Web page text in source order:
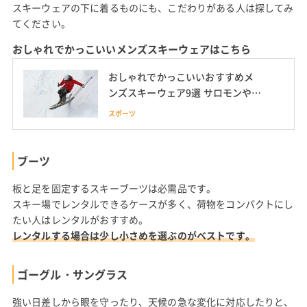
スキーウェアの下に着るものにも、こだわりがある人は探してみ
てください。
おしゃれでかっこいいメンズスキーウェアはこちら
おしゃれでかっこいいおすすめメ
ンズスキーウェア9選 サロモンやノ
ースフェイスのブランドスキーウ
スポーツ
ブーツ
板と足を固定するスキーブーツは必需品です。
スキー場でレンタルできるケースが多く、荷物をコンパクトにし
たい人はレンタルがおすすめ。
レンタルする場合は少し小さめを選ぶのがベストです。
ゴーグル・サングラス
強い日差しから眼を守ったり、天候の急な変化に対応したりと、